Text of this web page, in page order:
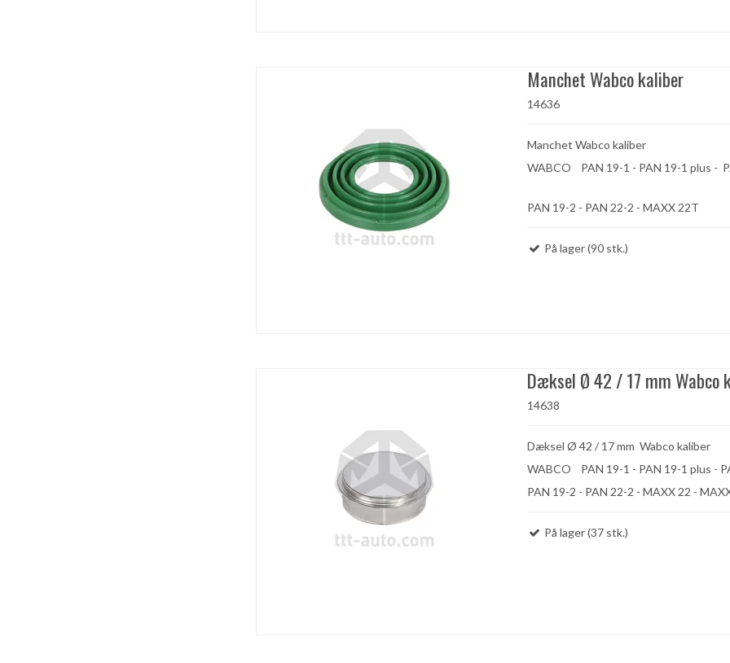
Manchet Wabco kaliber
14636
Manchet Wabco kaliber
WABCO PAN 19-1 - PAN 19-1 plus -
PAN 19-2 - PAN 22-2 - MAXX 22T
På lager (90 stk.)
Dæksel Ø 42 / 17 mm Wabco
14638
Dæksel Ø 42 / 17 mm Wabco kaliber
WABCO PAN 19-1 - PAN 19-1 plus -
PAN 19-2 - PAN 22-2 - MAXX 22 -
På lager (37 stk.)